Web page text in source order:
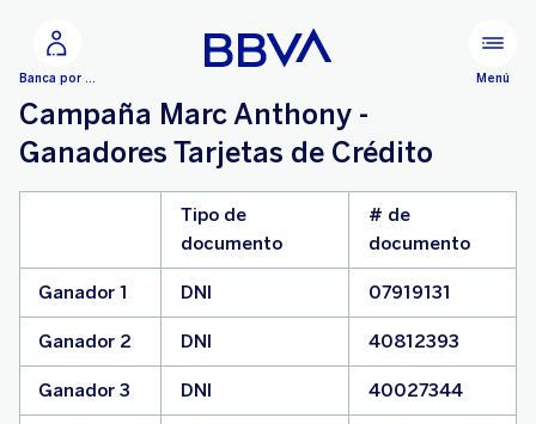
Banca por Internet Menú
Campaña Marc Anthony -
Ganadores Tarjetas de Crédito
Tipo de
documento
# de
documento
Ganador 1 DNI 07919131
Ganador 2 DNI 40812393
Ganador 3 DNI 40027344